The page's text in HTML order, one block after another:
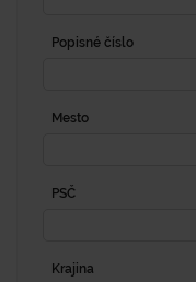
Popisné číslo
Mesto
PSČ
Krajina